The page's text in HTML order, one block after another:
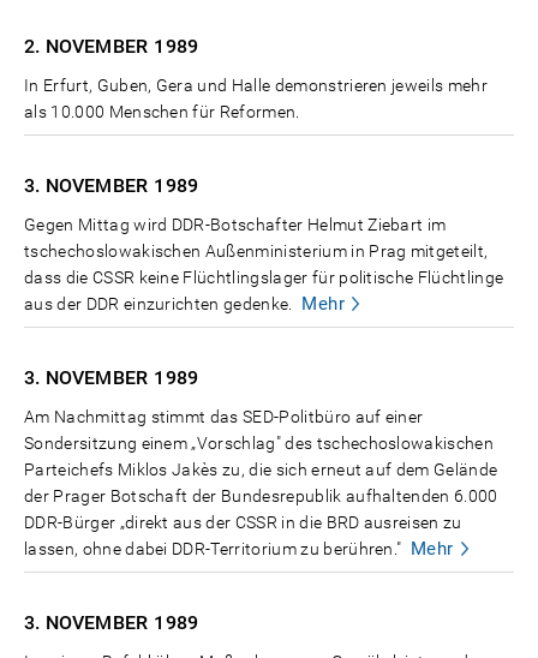
2. NOVEMBER 1989
In Erfurt, Guben, Gera und Halle demonstrieren jeweils mehr
als 10.000 Menschen für Reformen.
3. NOVEMBER 1989
Gegen Mittag wird DDR-Botschafter Helmut Ziebart im
tschechoslowakischen Außenministerium in Prag mitgeteilt,
dass die CSSR keine Flüchtlingslager für politische Flüchtlinge
aus der DDR einzurichten gedenke.
Mehr
3. NOVEMBER 1989
Am Nachmittag stimmt das SED-Politbüro auf einer
Sondersitzung einem „Vorschlag" des tschechoslowakischen
Parteichefs Miklos Jakès zu, die sich erneut auf dem Gelände
der Prager Botschaft der Bundesrepublik aufhaltenden 6.000
DDR-Bürger „direkt aus der CSSR in die BRD ausreisen zu
lassen, ohne dabei DDR-Territorium zu berühren." Mehr
3. NOVEMBER 1989